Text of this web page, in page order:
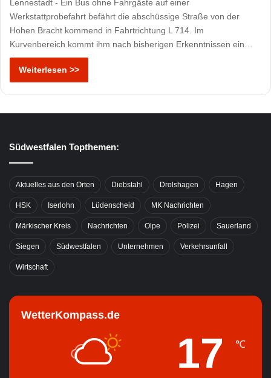
Lennestadt - Ein Bus ohne Fahrgäste auf einer
Werkstattprobefahrt befährt die abschüssige Straße von der
Hohen Bracht kommend in Fahrtrichtung L 714. Im
Kurvenbereich kommt ihm nach bisherigen Erkenntnissen ein…
Weiterlesen >>
Südwestfalen Topthemen:
Aktuelles aus den Orten Diebstahl Drolshagen Hagen
HSK Iserlohn Lüdenscheid MK Nachrichten
Märkischer Kreis Nachrichten Olpe Polizei Sauerland
Siegen Südwestfalen Unternehmen Verkehrsunfall
Wirtschaft
WetterKompass.de
17 ℃